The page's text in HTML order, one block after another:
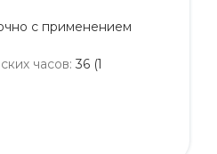
с применением
часов: 36 (1